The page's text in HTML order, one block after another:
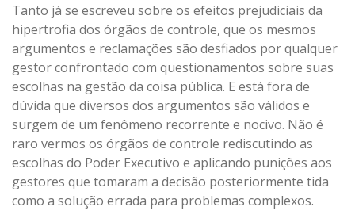
Tanto já se escreveu sobre os efeitos prejudiciais da
hipertrofia dos órgãos de controle, que os mesmos
argumentos e reclamações são desfiados por qualquer
gestor confrontado com questionamentos sobre suas
escolhas na gestão da coisa pública. E está fora de
dúvida que diversos dos argumentos são válidos e
surgem de um fenômeno recorrente e nocivo. Não é
raro vermos os órgãos de controle rediscutindo as
escolhas do Poder Executivo e aplicando punições aos
gestores que tomaram a decisão posteriormente tida
como a solução errada para problemas complexos.